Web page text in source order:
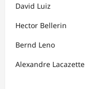
David Luiz
Hector Bellerin
Bernd Leno
Alexandre Lacazette